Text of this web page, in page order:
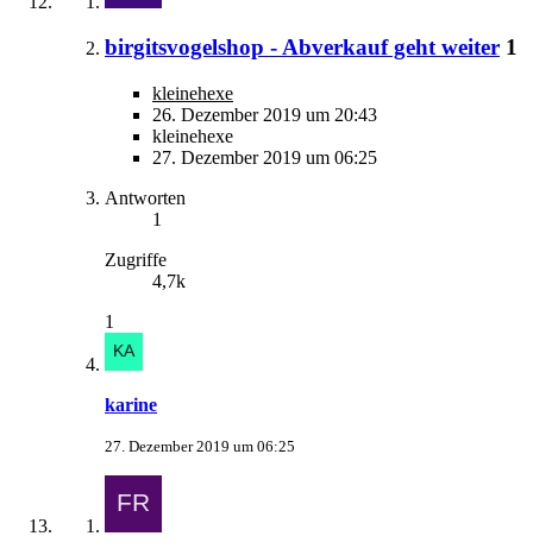
birgitsvogelshop - Abverkauf geht weiter 1
kleinehexe
26. Dezember 2019 um 20:43
kleinehexe
27. Dezember 2019 um 06:25
Antworten
1
Zugriffe
4,7k
1
karine
27. Dezember 2019 um 06:25